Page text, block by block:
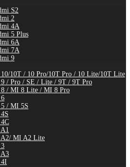
S2
2
4A
5 Plus
6A
7A
9
10T / 10 Pro/10T Pro / 10 Lite/10T Lite
/ Pro / SE / Lite / 9T / 9T Pro
/ MI 8 Lite / MI 8 Pro
/ MI 5S
MI A2 Lite